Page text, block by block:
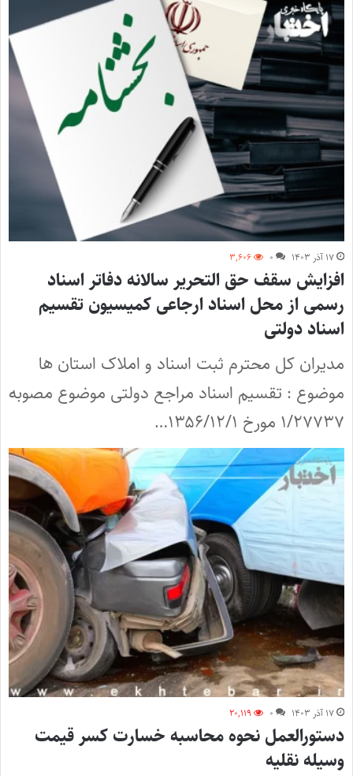
۱۷ آذر ۱۴۰۳ ۰ ۳,۶۰۶
افزایش سقف حق التحریر سالانه دفاتر اسناد
رسمی از محل اسناد ارجاعی کمیسیون تقسیم
اسناد دولتی
مدیران کل محترم ثبت اسناد و املاک استان ها
موضوع : تقسیم اسناد مراجع دولتی موضوع مصوبه
۱/۲۷۷۳۷ مورخ ۱۳۵۶/۱۲/۱…
۱۷ آذر ۱۴۰۳ ۰ ۲۰,۱۱۹
دستورالعمل نحوه محاسبه خسارت کسر قیمت
وسیله نقلیه